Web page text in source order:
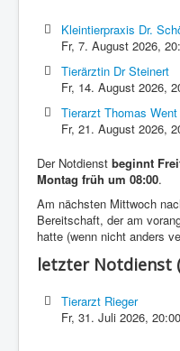
Kleintierpraxis Dr.
Fr, 7. August 2026,
Tierärztin Dr Steinert
Fr, 14. August 2026,
Tierarzt Thomas Went
Fr, 21. August 2026,
Der Notdienst beginnt
Montag früh um 08:00.
Am nächsten Mittwoch
Bereitschaft, der am
hatte (wenn nicht anders
letzter Notdienst
Tierarzt Rieger
Fr, 31. Juli 2026,20:00